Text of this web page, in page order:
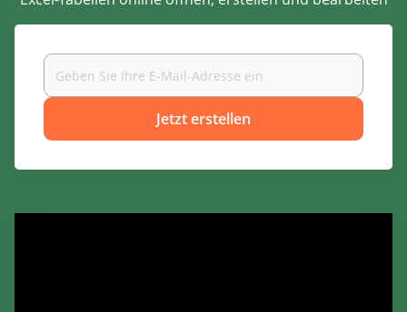
Jetzt erstellen